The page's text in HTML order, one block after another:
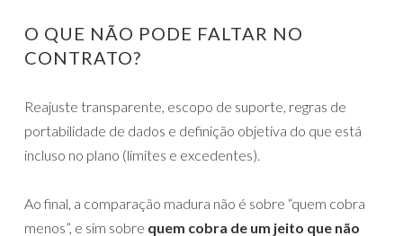
O QUE NÃO PODE FALTAR NO
CONTRATO?
Reajuste transparente, escopo de suporte, regras de
portabilidade de dados e definição objetiva do que está
incluso no plano (limites e excedentes).
Ao final, a comparação madura não é sobre “quem cobra
menos”, e sim sobre quem cobra de um jeito que não